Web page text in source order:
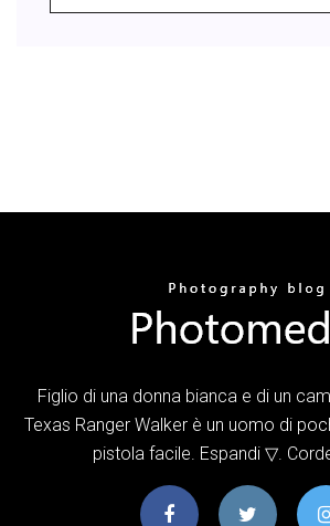
Figlio di una donna bianca e di un
Texas Ranger Walker è un uomo di
pistola facile. Espandi ▽.